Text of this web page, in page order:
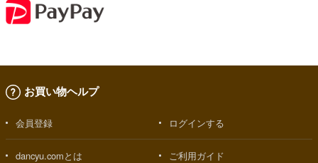
お買い物ヘルプ
会員登録 ログインする
dancyu.comとは ご利用ガイド